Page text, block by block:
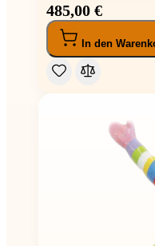
485,00 €
In den